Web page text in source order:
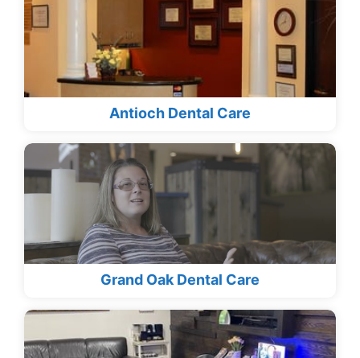
Antioch Dental Care
Grand Oak Dental Care